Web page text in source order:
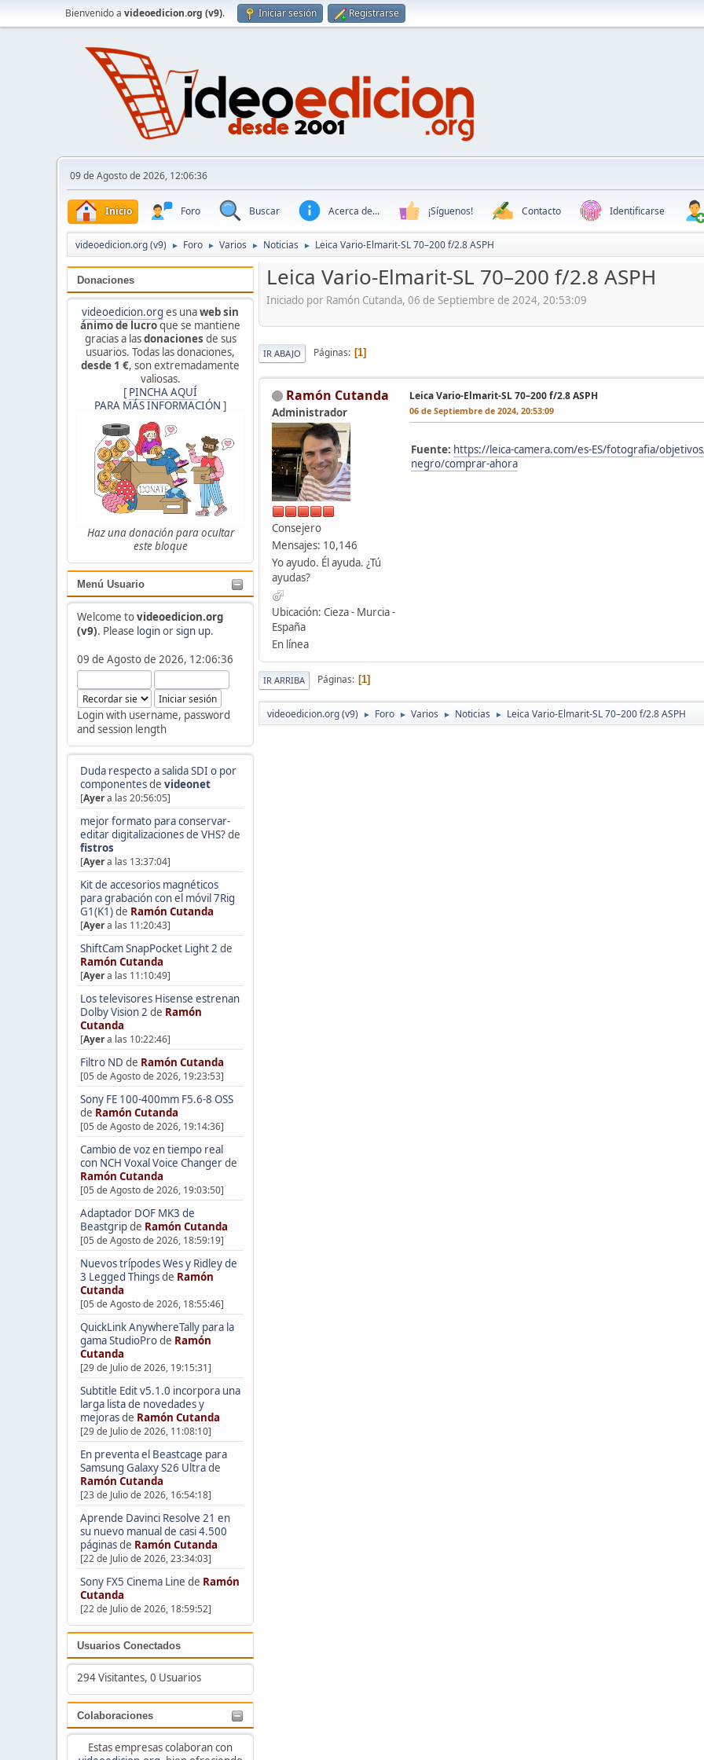
Bienvenido a videoedicion.org (v9). Iniciar sesión Registrarse
09 de Agosto de 2026, 12:06:36
Inicio Foro Buscar Acerca de... ¡Síguenos! Contacto Identificarse
videoedicion.org (v9) ► Foro ► Varios ► Noticias ► Leica Vario-Elmarit-SL 70–200 f/2.8 ASPH
Donaciones
videoedicion.org es unaweb sin
ánimo de lucroque se mantiene
gracias a lasdonaciones de sus
usuarios. Todas las donaciones,
desde 1 €, son extremadamente
valiosas.
[ PINCHA AQUÍ
PARA MÁS INFORMACIÓN ]
Haz una donación para ocultar
este bloque
Menú Usuario
Welcome tovideoedicion.org
(v9). Please loginorsign up.
09 de Agosto de 2026, 12:06:36
Login with username, password
and session length
Duda respecto a salida SDI o por
componentesde videonet
[Ayera las 20:56:05]
mejor formato para conservar-
editar digitalizaciones de VHS?de
fistros
[Ayera las 13:37:04]
Kit de accesorios magnéticos
para grabación con el móvil 7Rig
G1(K1)de Ramón Cutanda
[Ayera las 11:20:43]
ShiftCam SnapPocket Light 2 de
Ramón Cutanda
[Ayera las 11:10:49]
Los televisores Hisense estrenan
Dolby Vision 2 de Ramón
Cutanda
[Ayera las 10:22:46]
Filtro ND de Ramón Cutanda
[05 de Agosto de 2026, 19:23:53]
Sony FE 100-400mm F5.6-8 OSS
de Ramón Cutanda
[05 de Agosto de 2026, 19:14:36]
Cambio de voz en tiempo real
con NCH Voxal Voice Changerde
Ramón Cutanda
[05 de Agosto de 2026, 19:03:50]
Adaptador DOF MK3 de
Beastgripde Ramón Cutanda
[05 de Agosto de 2026, 18:59:19]
Nuevos trípodes Wes y Ridley de
3 Legged Thingsde Ramón
Cutanda
[05 de Agosto de 2026, 18:55:46]
QuickLink AnywhereTally para la
gama StudioProde Ramón
Cutanda
[29 de Julio de 2026, 19:15:31]
Subtitle Edit v5.1.0 incorpora una
larga lista de novedades y
mejorasde Ramón Cutanda
[29 de Julio de 2026, 11:08:10]
En preventa el Beastcage para
Samsung Galaxy S26 Ultrade
Ramón Cutanda
[23 de Julio de 2026, 16:54:18]
Aprende Davinci Resolve 21 en
su nuevo manual de casi 4.500
páginasde Ramón Cutanda
[22 de Julio de 2026, 23:34:03]
Sony FX5 Cinema Line de Ramón
Cutanda
[22 de Julio de 2026, 18:59:52]
Usuarios Conectados
294 Visitantes, 0 Usuarios
Colaboraciones
Estas empresas colaboran con
Leica Vario-Elmarit-SL 70–200 f/2.8 ASPH
Iniciado por Ramón Cutanda, 06 de Septiembre de 2024, 20:53:09
IR ABAJO Páginas 1
Ramón Cutanda
Administrador
Consejero
Mensajes: 10,146
Yo ayudo. Él ayuda. ¿Tú
ayudas?
Ubicación: Cieza - Murcia -
España
En línea
Leica Vario-Elmarit-SL 70–200 f/2.8 ASPH
06 de Septiembre de 2024, 20:53:09
Fuente: https://leica-camera.com/es-ES/fotografia/
negro/comprar-ahora
IR ARRIBA Páginas 1
videoedicion.org (v9) ► Foro ► Varios ► Noticias ► Leica Vario-Elmarit-SL 70–200 f/2.8 ASPH